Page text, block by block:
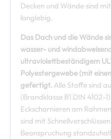
Decken und Wände sind
langlebig.
Das Dach und die Wände
wasser- und
ultraviolettbeständigem
Polyestergewebe (mit
gefertigt. Alle Stoffe sind
(Brandklasse B1 DIN 4102-
Eckscharnieren am
sind mit
Beanspruchung